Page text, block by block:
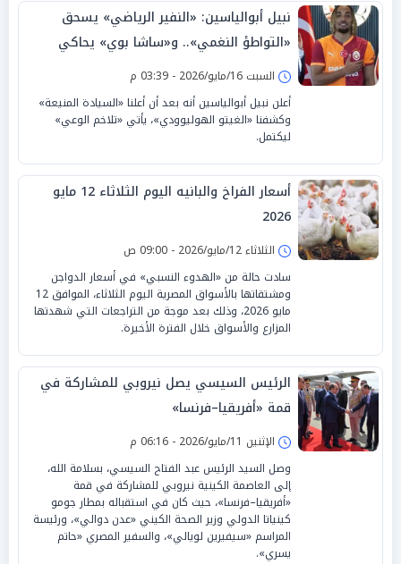
نبيل أبوالياسين: «النفير الرياضي» يسحق
«التواطؤ النغمي».. و«ساشا بوي» يحاكي
يامال بـ«تلاخم الوعي»
السبت 16/مايو/2026 - 03:39 م
أعلن نبيل أبوالياسين أنه بعد أن أعلنا «السيادة المنيعة»
وكشفنا «الغيتو الهوليوودي»، يأتي «تلاخم الوعي»
ليكتمل.
أسعار الفراخ والبانيه اليوم الثلاثاء 12 مايو
2026
الثلاثاء 12/مايو/2026 - 09:00 ص
سادت حالة من «الهدوء النسبي» في أسعار الدواجن
ومشتقاتها بالأسواق المصرية اليوم الثلاثاء، الموافق 12
مايو 2026، وذلك بعد موجة من التراجعات التي شهدتها
المزارع والأسواق خلال الفترة الأخيرة.
الرئيس السيسي يصل نيروبي للمشاركة في
قمة «أفريقيا–فرنسا»
الإثنين 11/مايو/2026 - 06:16 م
وصل السيد الرئيس عبد الفتاح السيسي، بسلامة الله،
إلى العاصمة الكينية نيروبي للمشاركة في قمة
«أفريقيا–فرنسا»، حيث كان في استقباله بمطار جومو
كينياتا الدولي وزير الصحة الكيني «عدن دوالي»، ورئيسة
المراسم «سيفيرين لويالي»، والسفير المصري «حاتم
يسري».